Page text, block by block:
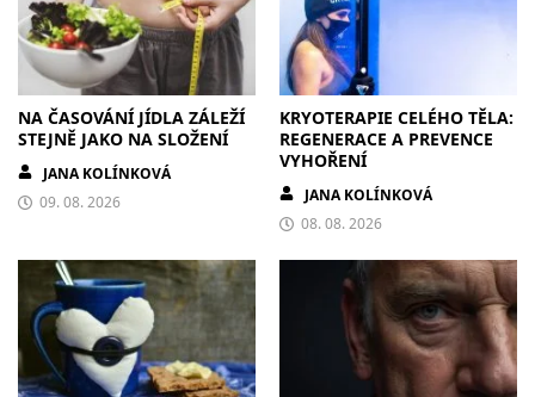
NA ČASOVÁNÍ JÍDLA ZÁLEŽÍ
STEJNĚ JAKO NA SLOŽENÍ
JANA KOLÍNKOVÁ
09. 08. 2026
KRYOTERAPIE CELÉHO TĚLA:
REGENERACE A PREVENCE
VYHOŘENÍ
JANA KOLÍNKOVÁ
08. 08. 2026